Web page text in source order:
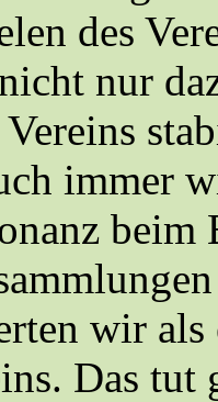
des
nur
immer
beim
wir als
Das